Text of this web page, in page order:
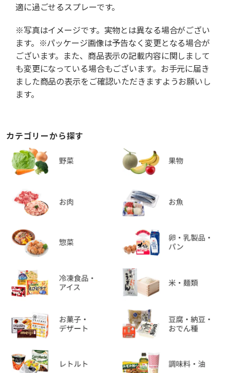
適に過ごせるスプレーです。
※写真はイメージです。実物とは異なる場合がござい
ます。※パッケージ画像は予告なく変更となる場合が
ございます。また、商品表示の記載内容に関しまして
も変更になっている場合もございます。お手元に届き
ました商品の表示をご確認いただきますようお願いし
ます。
カテゴリーから探す